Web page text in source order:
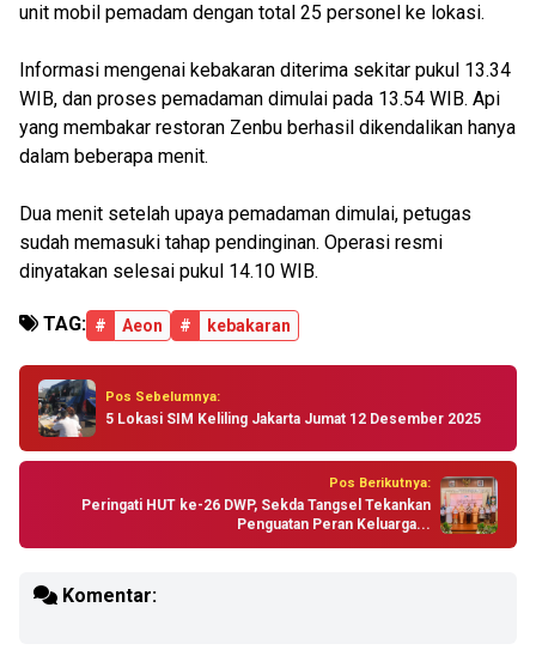
unit mobil pemadam dengan total 25 personel ke lokasi.
Informasi mengenai kebakaran diterima sekitar pukul 13.34
WIB, dan proses pemadaman dimulai pada 13.54 WIB. Api
yang membakar restoran Zenbu berhasil dikendalikan hanya
dalam beberapa menit.
Dua menit setelah upaya pemadaman dimulai, petugas
sudah memasuki tahap pendinginan. Operasi resmi
dinyatakan selesai pukul 14.10 WIB.
TAG: # Aeon # kebakaran
Pos Sebelumnya:
5 Lokasi SIM Keliling Jakarta Jumat 12 Desember 2025
Pos Berikutnya:
Peringati HUT ke-26 DWP, Sekda Tangsel Tekankan
Penguatan Peran Keluarga...
Komentar: